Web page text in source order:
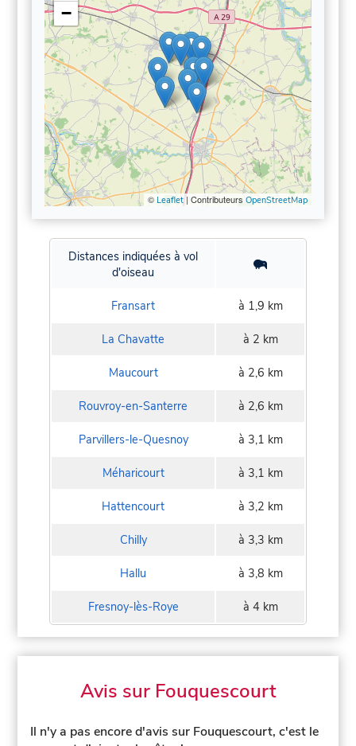
−
© Leaflet| Contributeurs OpenStreetMap
Distances indiquées à vol
d'oiseau
Fransart à 1,9 km
La Chavatte à 2 km
Maucourt à 2,6 km
Rouvroy-en-Santerre à 2,6 km
Parvillers-le-Quesnoy à 3,1 km
Méharicourt à 3,1 km
Hattencourt à 3,2 km
Chilly à 3,3 km
Hallu à 3,8 km
Fresnoy-lès-Roye à 4 km
Avis sur Fouquescourt
Il n'y a pas encore d'avis sur Fouquescourt, c'est le